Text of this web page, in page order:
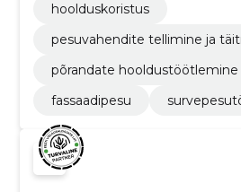
hoolduskoristus
pesuvahendite tellimine ja
põrandate hooldustöötlemine
fassaadipesu